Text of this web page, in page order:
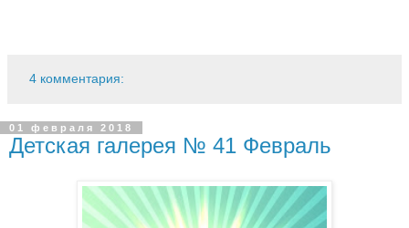
4 комментария:
01 февраля 2018
Детская галерея № 41 Февраль